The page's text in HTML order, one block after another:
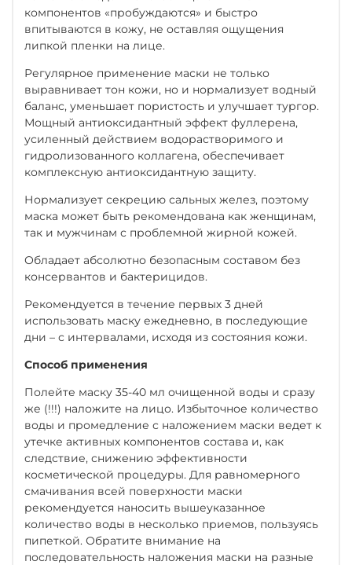
компонентов «пробуждаются» и быстро
впитываются в кожу, не оставляя ощущения
липкой пленки на лице.
Регулярное применение маски не только
выравнивает тон кожи, но и нормализует водный
баланс, уменьшает пористость и улучшает тургор.
Мощный антиоксидантный эффект фуллерена,
усиленный действием водорастворимого и
гидролизованного коллагена, обеспечивает
комплексную антиоксидантную защиту.
Нормализует секрецию сальных желез, поэтому
маска может быть рекомендована как женщинам,
так и мужчинам с проблемной жирной кожей.
Обладает абсолютно безопасным составом без
консервантов и бактерицидов.
Рекомендуется в течение первых 3 дней
использовать маску ежедневно, в последующие
дни – с интервалами, исходя из состояния кожи.
Способ применения
Полейте маску 35-40 мл очищенной воды и сразу
же (!!!) наложите на лицо. Избыточное количество
воды и промедление с наложением маски ведет к
утечке активных компонентов состава и, как
следствие, снижению эффективности
косметической процедуры. Для равномерного
смачивания всей поверхности маски
рекомендуется наносить вышеуказанное
количество воды в несколько приемов, пользуясь
пипеткой. Обратите внимание на
последовательность наложения маски на разные